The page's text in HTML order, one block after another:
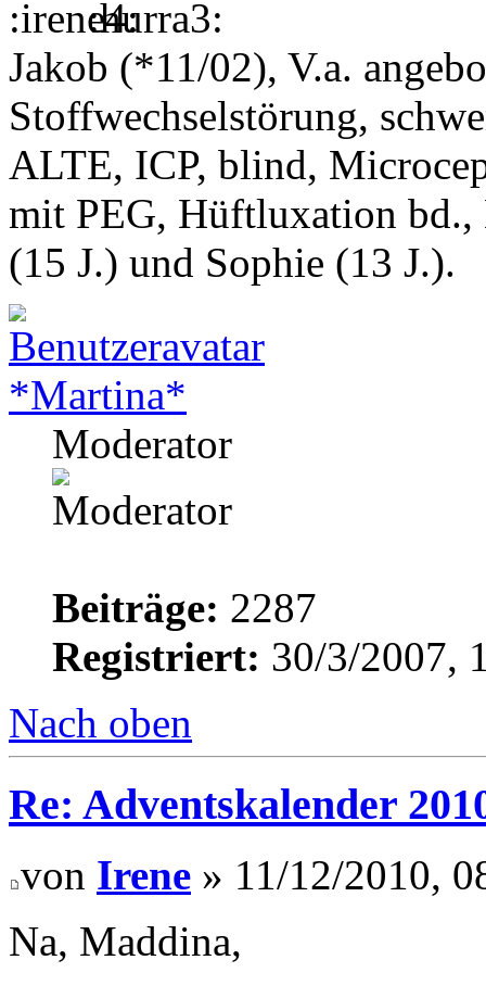
Jakob (*11/02), V.a.
Stoffwechselstörung,
ALTE, ICP, blind,
mit PEG, Hüftluxation bd.,
(15 J.) und Sophie (13 J.).
*Martina*
Moderator
Beiträge: 2287
Registriert: 30/3/2007,
Nach oben
Re: Adventskalender
von Irene » 11/12/2010,
Na, Maddina,